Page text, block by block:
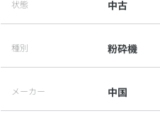
状態 中古
種別 粉砕機
メーカー 中国